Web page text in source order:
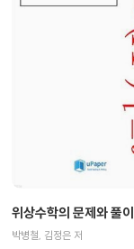
위상수학의 문제와 풀이
박병철, 김정은 저